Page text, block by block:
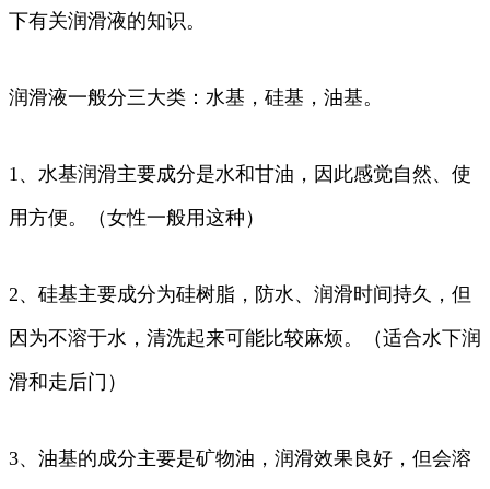
下有关润滑液的知识。
润滑液一般分三大类：水基，硅基，油基。
1、水基润滑主要成分是水和甘油，因此感觉自然、使
用方便。（女性一般用这种）
2、硅基主要成分为硅树脂，防水、润滑时间持久，但
因为不溶于水，清洗起来可能比较麻烦。（适合水下润
滑和走后门）
3、油基的成分主要是矿物油，润滑效果良好，但会溶